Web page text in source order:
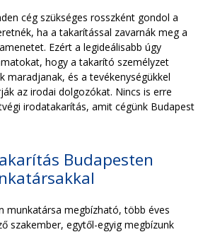
cég szükséges rosszként gondol a
ha a takarítással zavarnák meg a
Ezért a legideálisabb úgy
hogy a takarító személyzet
maradjanak, és a tevékenységükkel
az irodai dolgozókat. Nincs is erre
irodatakarítás, amit cégünk Budapest
Budapesten
munkatársa megbízható, több éves
szakember, egytől-egyig megbízunk